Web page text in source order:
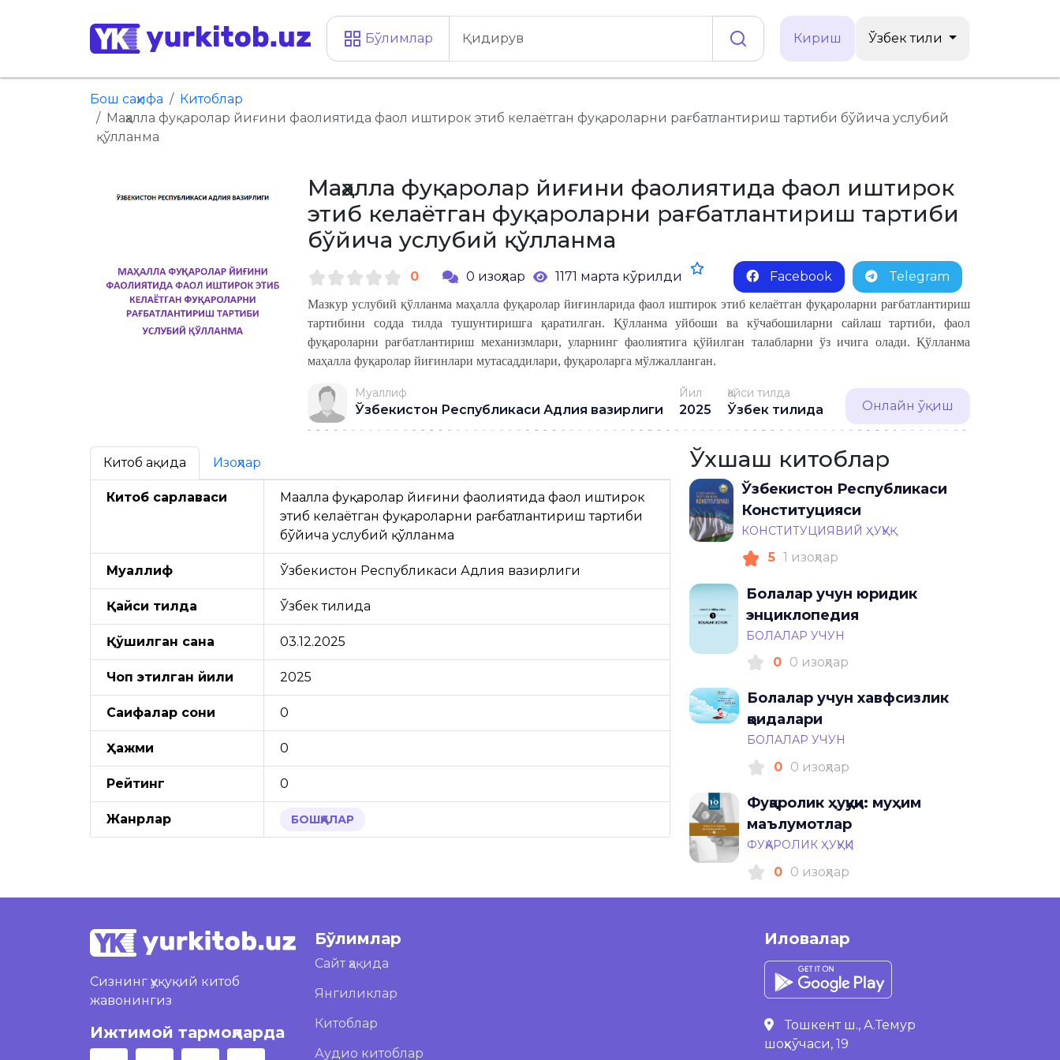
Бўлимлар Кириш Ўзбек тили
Бош саҳифа
Китоблар
Маҳалла фуқаролар йиғини фаолиятида фаол иштирок этиб келаётган фуқароларни рағбатлантириш тартиби бўйича услубий
қўлланма
Маҳалла фуқаролар йиғини фаолиятида фаол иштирок
этиб келаётган фуқароларни рағбатлантириш тартиби
бўйича услубий қўлланма
0 0 изоҳлар 1171 марта кўрилди Facebook Telegram
Мазкур услубий қўлланма маҳалла фуқаролар йиғинларида фаол иштирок этиб келаётган фуқароларни рағбатлантириш
тартибини содда тилда тушунтиришга қаратилган. Қўлланма уйбоши ва кўчабошиларни сайлаш тартиби, фаол
фуқароларни рағбатлантириш механизмлари, уларнинг фаолиятига қўйилган талабларни ўз ичига олади. Қўлланма
маҳалла фуқаролар йиғинлари мутасаддилари, фуқароларга мўлжалланган.
Муаллиф
Ўзбекистон Республикаси Адлия вазирлиги
Йил
2025
Қайси тилда
Ўзбек тилида Онлайн ўқиш
Китоб ҳақида Изоҳлар
Китоб сарлавҳаси
Маҳалла фуқаролар йиғини фаолиятида фаол иштирок
этиб келаётган фуқароларни рағбатлантириш тартиби
бўйича услубий қўлланма
Муаллиф Ўзбекистон Республикаси Адлия вазирлиги
Қайси тилда Ўзбек тилида
Қўшилган сана 03.12.2025
Чоп этилган йили 2025
Саҳифалар сони 0
Ҳажми 0
Рейтинг 0
Жанрлар БОШҚАЛАР
Ўхшаш китоблар
Ўзбекистон Республикаси
Конституцияси
КОНСТИТУЦИЯВИЙ ҲУҚУҚ
5 1 изоҳлар
Болалар учун юридик
энциклопедия
БОЛАЛАР УЧУН
0 0 изоҳлар
Болалар учун хавфсизлик
қоидалари
БОЛАЛАР УЧУН
0 0 изоҳлар
Фуқаролик ҳуқуқи: муҳим
маълумотлар
ФУҚАРОЛИК ҲУҚУҚИ
0 0 изоҳлар
Сизнинг ҳуқуқий китоб
жавонингиз
Ижтимой тармоқларда
Бўлимлар
Сайт ҳақида
Янгиликлар
Китоблар
Аудио китоблар
Иловалар
Тошкент ш., А.Темур
шоҳкўчаси, 19